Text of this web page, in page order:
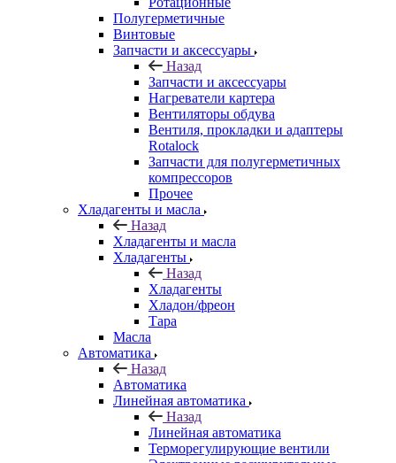
Полугерметичные
Винтовые
Запчасти и аксессуары
Назад
Запчасти и аксессуары
Нагреватели картера
Вентиляторы обдува
Вентиля, прокладки и адаптеры
Rotalock
Запчасти для полугерметичных
компрессоров
Прочее
Хладагенты и масла
Назад
Хладагенты и масла
Хладагенты
Назад
Хладагенты
Хладон/фреон
Тара
Масла
Автоматика
Назад
Автоматика
Линейная автоматика
Назад
Линейная автоматика
Терморегулирующие вентили